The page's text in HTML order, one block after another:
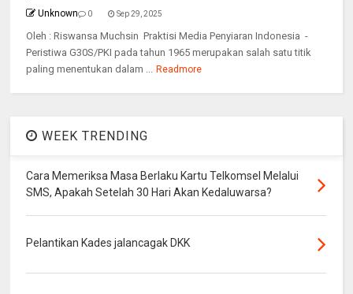
Unknown 0 Sep 29, 2025
Oleh : Riswansa Muchsin Praktisi Media Penyiaran Indonesia -
Peristiwa G30S/PKI pada tahun 1965 merupakan salah satu titik
paling menentukan dalam ... Readmore
WEEK TRENDING
Cara Memeriksa Masa Berlaku Kartu Telkomsel Melalui
SMS, Apakah Setelah 30 Hari Akan Kedaluwarsa?
Pelantikan Kades jalancagak DKK